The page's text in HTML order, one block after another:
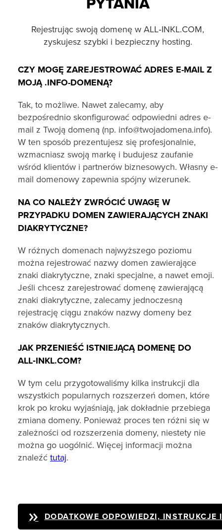
PYTANIA
Rejestrując swoją domenę w ALL‑INKL.COM,
zyskujesz szybki i bezpieczny hosting.
CZY MOGĘ ZAREJESTROWAĆ ADRES E-MAIL Z
MOJĄ .INFO-DOMENĄ?
Tak, to możliwe. Nawet zalecamy, aby
bezpośrednio skonfigurować odpowiedni adres e-
mail z Twoją domeną (np. info@twojadomena.info).
W ten sposób prezentujesz się profesjonalnie,
wzmacniasz swoją markę i budujesz zaufanie
wśród klientów i partnerów biznesowych. Własny e-
mail domenowy zapewnia spójny wizerunek.
NA CO NALEŻY ZWRÓCIĆ UWAGĘ W
PRZYPADKU DOMEN ZAWIERAJĄCYCH ZNAKI
DIAKRYTYCZNE?
W różnych domenach najwyższego poziomu
można rejestrować nazwy domen zawierające
znaki diakrytyczne, znaki specjalne, a nawet emoji.
Jeśli chcesz zarejestrować domenę zawierającą
znaki diakrytyczne, zalecamy jednoczesną
rejestrację ciągu znaków nazwy domeny bez
znaków diakrytycznych.
JAK PRZENIEŚĆ ISTNIEJĄCĄ DOMENĘ DO
ALL‑INKL.COM?
W tym celu przygotowaliśmy kilka instrukcji dla
wszystkich popularnych rozszerzeń domen, które
krok po kroku wyjaśniają, jak dokładnie przebiega
zmiana domeny. Ponieważ proces ten różni się w
zależności od rozszerzenia domeny, niestety nie
można go uogólnić. Więcej informacji można
znaleźć tutaj.
DODATKOWE ODPOWIEDZI, INSTRUKCJE